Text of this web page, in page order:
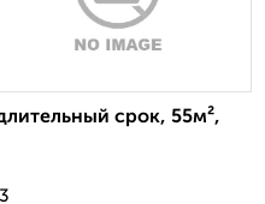
срок, 55м²,